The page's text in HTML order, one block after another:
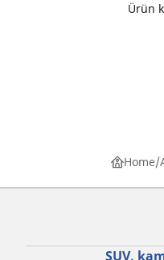
Ürün
Home
SUV,